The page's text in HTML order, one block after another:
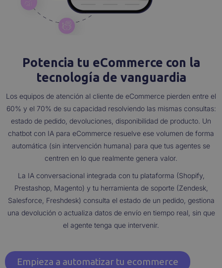
Potencia tu eCommerce con la
tecnología de vanguardia
Los equipos de atención al cliente de eCommerce pierden entre el
60% y el 70% de su capacidad resolviendo las mismas consultas:
estado de pedido, devoluciones, disponibilidad de producto. Un
chatbot con IA para eCommerce resuelve ese volumen de forma
automática (sin intervención humana) para que tus agentes se
centren en lo que realmente genera valor.
La IA conversacional integrada con tu plataforma (Shopify,
Prestashop, Magento) y tu herramienta de soporte (Zendesk,
Salesforce, Freshdesk) consulta el estado de un pedido, gestiona
una devolución o actualiza datos de envío en tiempo real, sin que
el agente tenga que intervenir.
Empieza a automatizar tu ecommerce